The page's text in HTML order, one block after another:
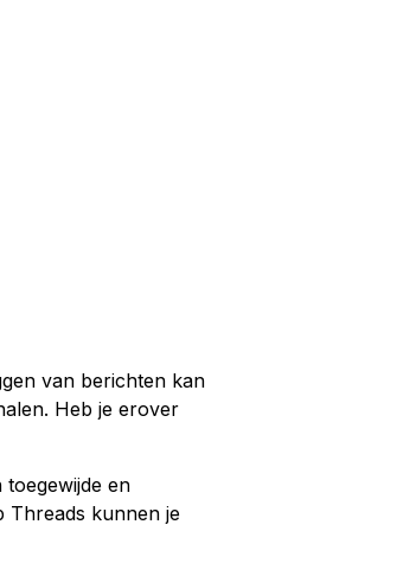
van berichten kan
Heb je erover
en
Threads kunnen je